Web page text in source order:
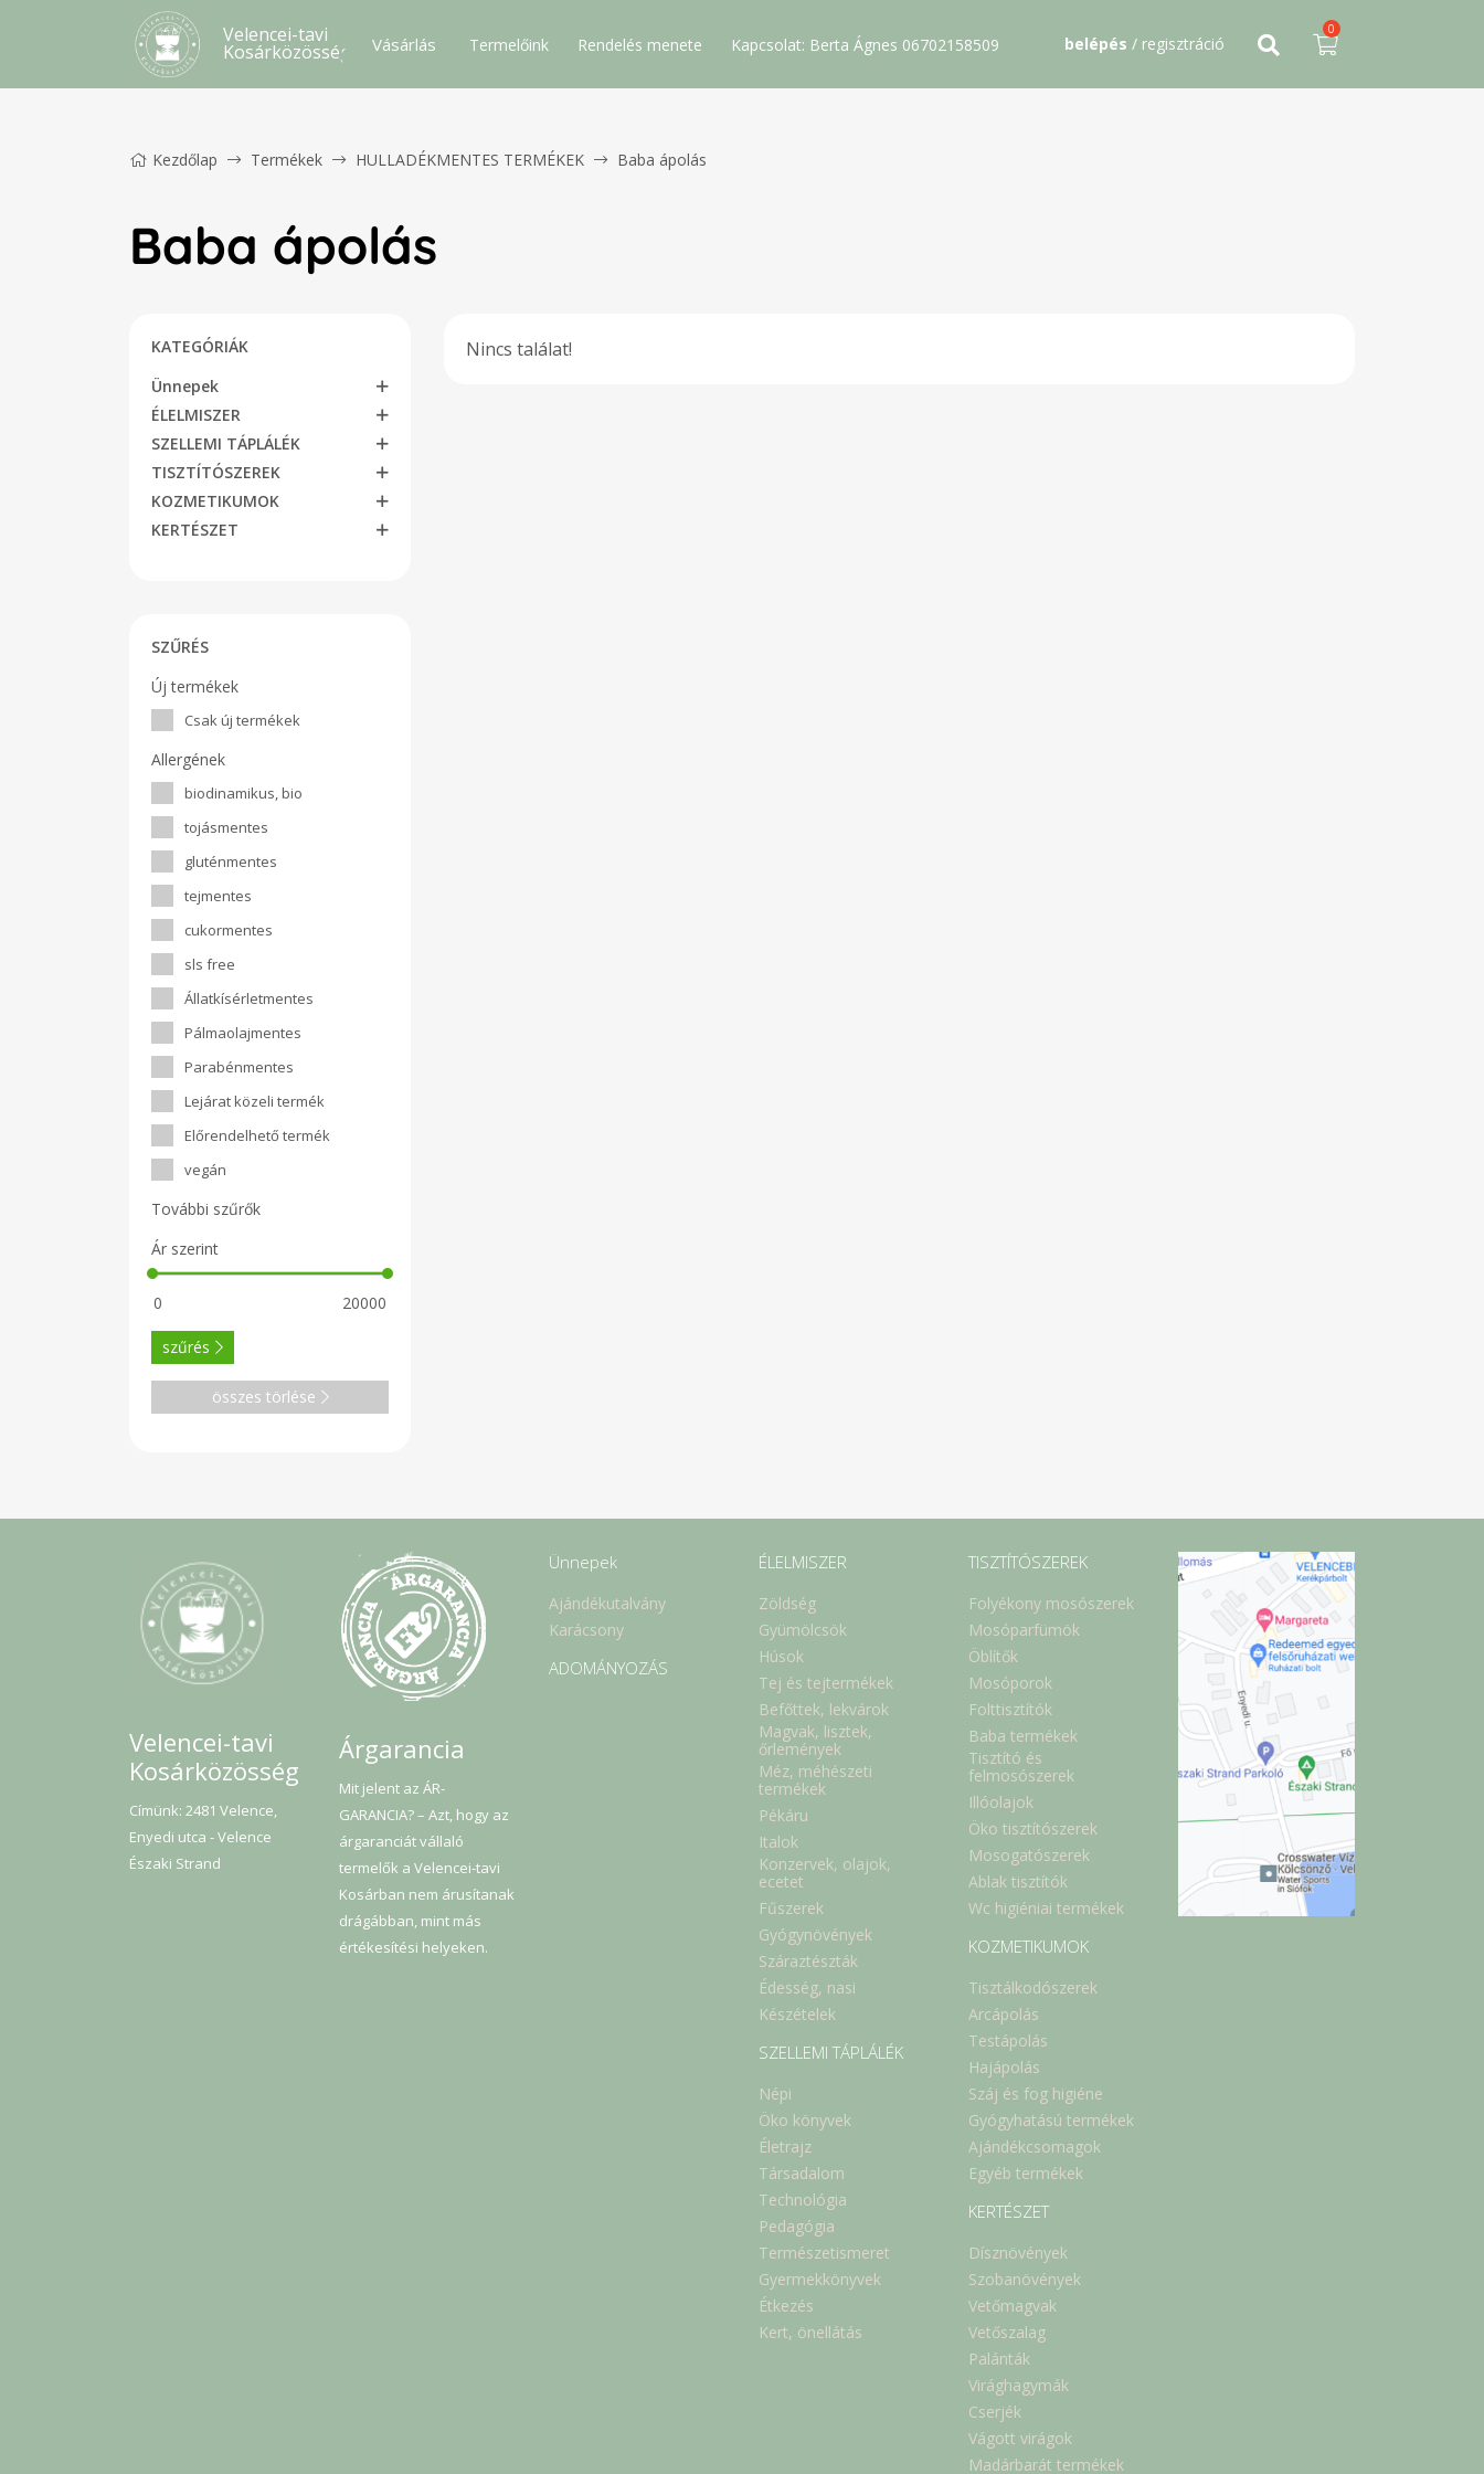
Velencei-tavi
Kosárközösség Vásárlás Termelőink Rendelés menete Kapcsolat: Berta Ágnes 06702158509 belépés / regisztráció
0
Kezdőlap Termékek HULLADÉKMENTES TERMÉKEK Baba ápolás
Baba ápolás
KATEGÓRIÁK
Ünnepek
ÉLELMISZER
SZELLEMI TÁPLÁLÉK
TISZTÍTÓSZEREK
KOZMETIKUMOK
KERTÉSZET
SZŰRÉS
Új termékek
Csak új termékek
Allergének
biodinamikus, bio
tojásmentes
gluténmentes
tejmentes
cukormentes
sls free
Állatkísérletmentes
Pálmaolajmentes
Parabénmentes
Lejárat közeli termék
Előrendelhető termék
vegán
További szűrők
Ár szerint
szűrés
összes törlése
Nincs találat!
Velencei-tavi
Kosárközösség
Címünk: 2481 Velence,
Enyedi utca - Velence
Északi Strand
Árgarancia
Mit jelent az ÁR-
GARANCIA? – Azt, hogy az
árgaranciát vállaló
termelők a Velencei-tavi
Kosárban nem árusítanak
drágábban, mint más
értékesítési helyeken.
Ünnepek
Ajándékutalvány
Karácsony
ADOMÁNYOZÁS
ÉLELMISZER
Zöldség
Gyümölcsök
Húsok
Tej és tejtermékek
Befőttek, lekvárok
Magvak, lisztek,
őrlemények
Méz, méhészeti
termékek
Pékáru
Italok
Konzervek, olajok,
ecetet
Fűszerek
Gyógynövények
Száraztészták
Édesség, nasi
Készételek
SZELLEMI TÁPLÁLÉK
Népi
Öko könyvek
Életrajz
Társadalom
Technológia
Pedagógia
Természetismeret
Gyermekkönyvek
Étkezés
Kert, önellátás
TISZTÍTÓSZEREK
Folyékony mosószerek
Mosóparfümök
Öblítők
Mosóporok
Folttisztítók
Baba termékek
Tisztító és
felmosószerek
Illóolajok
Öko tisztítószerek
Mosogatószerek
Ablak tisztítók
Wc higiéniai termékek
KOZMETIKUMOK
Tisztálkodószerek
Arcápolás
Testápolás
Hajápolás
Száj és fog higiéne
Gyógyhatású termékek
Ajándékcsomagok
Egyéb termékek
KERTÉSZET
Dísznövények
Szobanövények
Vetőmagvak
Vetőszalag
Palánták
Virághagymák
Cserjék
Vágott virágok
Madárbarát termékek